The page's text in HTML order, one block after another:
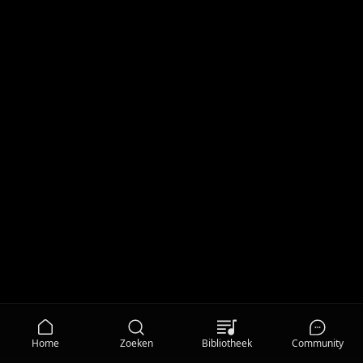
Home Zoeken Bibliotheek Community